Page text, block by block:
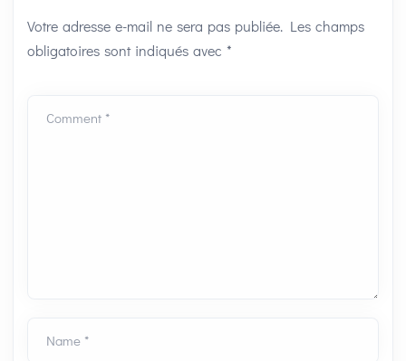
Votre adresse e-mail ne sera pas publiée. Les champs
obligatoires sont indiqués avec *
Comment *
Name *